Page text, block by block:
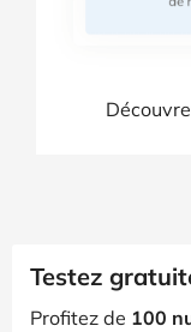
Testez
Profitez de 100